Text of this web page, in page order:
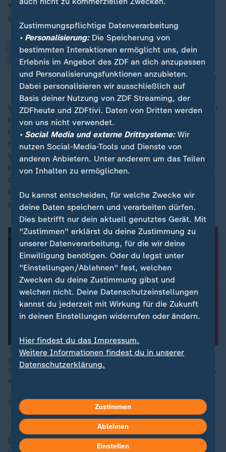
wie hitzeempfindliche Arzneimittel wie Insulin richtig
gelagert werden.
Das ist nicht trivial und kostet Zeit.
„
Nicola Buhlinger-Göpfarth, Hausärztinnen- und Hausärzteverband
Viele Menschen seien dabei auf die Unterstützung ihrer
Hausarztpraxis angewiesen. Die Bundesregierung
müsse die aktuelle Hitzewelle nun endlich zum Anlass
für konkrete Maßnahmen nehmen, forderte die
Verbandsvorsitzende. "Eine vernünftig finanzierte
Hitzeschutzberatung in den Praxen wäre das Minimum.
Gleichzeitig müssen insbesondere auch die
Pflegeheime in die Lage versetzt werden, ihre
Bewohner vernünftig gegen Hitze zu schützen."
Seit Tagen hat eine Hitzewelle Deutschland fest im Griff. Die
Tage kratzen an der 40-Grad-Celsius-Marke, die Nächte kühlen
mancherorts nicht unter 25 Grad ab.
26.06.2026 | 43:05 min
Der Deutsche Wetterdienst (DWD) erwartet am
Zustimmungspflichtige Datenverarbeitung
• Personalisierung:Die Speicherung von
bestimmten Interaktionen ermöglicht uns, dein
Erlebnis im Angebot des ZDF an dich anzupassen
und Personalisierungsfunktionen anzubieten.
Dabei personalisieren wir ausschließlich auf
Basis deiner Nutzung von ZDF Streaming, der
ZDFheute und ZDFtivi. Daten von Dritten werden
von uns nicht verwendet.
• Social Media und externe Drittsysteme:Wir
nutzen Social-Media-Tools und Dienste von
anderen Anbietern. Unter anderem um das Teilen
von Inhalten zu ermöglichen.
Du kannst entscheiden, für welche Zwecke wir
deine Daten speichern und verarbeiten dürfen.
Dies betrifft nur dein aktuell genutztes Gerät. Mit
"Zustimmen" erklärst du deine Zustimmung zu
unserer Datenverarbeitung, für die wir deine
Einwilligung benötigen. Oder du legst unter
"Einstellungen/Ablehnen" fest, welchen
Zwecken du deine Zustimmung gibst und
welchen nicht. Deine Datenschutzeinstellungen
kannst du jederzeit mit Wirkung für die Zukunft
in deinen Einstellungen widerrufen oder ändern.
Hier findest du das Impressum.
Weitere Informationen findest du in unserer
Datenschutzerklärung.
Zustimmen
Ablehnen
Einstellen